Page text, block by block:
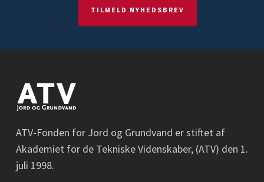
TILMELD NYHEDSBREV
ATV-Fonden for Jord og Grundvand er stiftet af
Akademiet for de Tekniske Videnskaber, (ATV) den 1.
juli 1998.